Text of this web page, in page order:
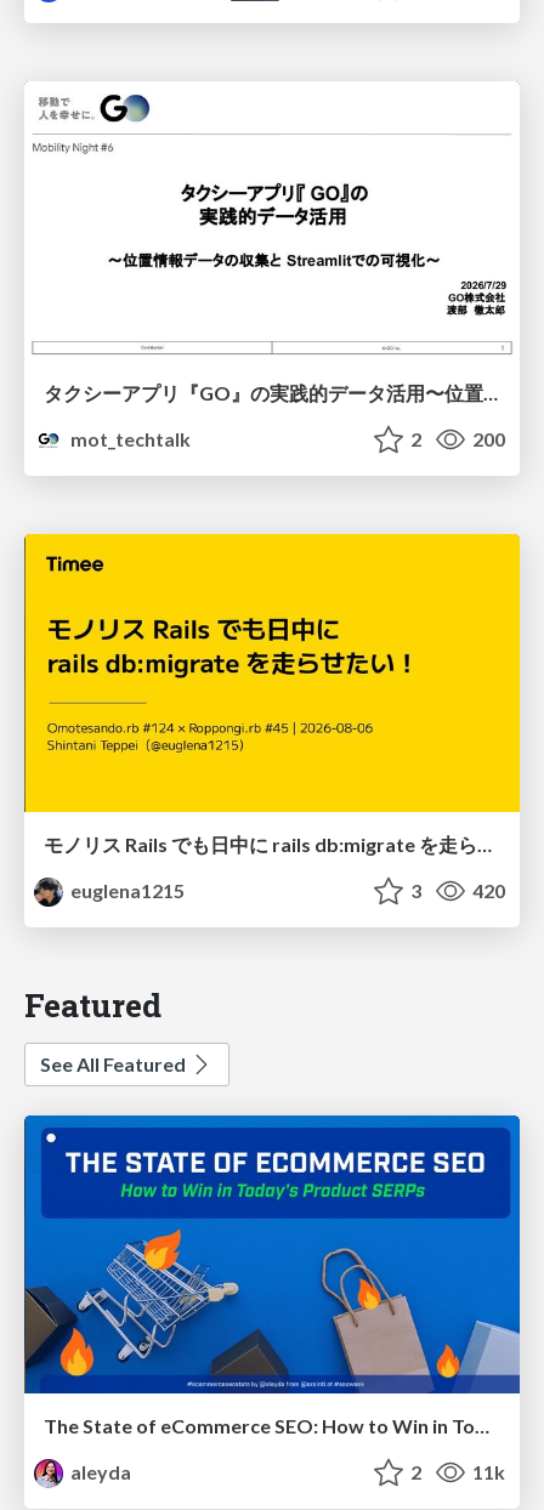
mot_techtalk
2 200
モノリス Rails でも日中に rails db:migrate を走らせたい！ / Daytime rails db:migrate on Monolithic Rails!
euglena1215
3 420
Featured
See All Featured
The State of eCommerce SEO: How to Win in Today's Products SERPs - #SEOweek
aleyda
2 11k